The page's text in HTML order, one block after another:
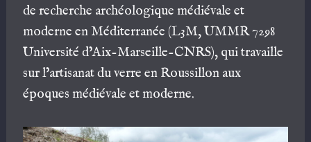
de recherche archéologique médiévale et
moderne en Méditerranée (L3M, UMMR 7298
Université d’Aix-Marseille-CNRS), qui travaille
sur l’artisanat du verre en Roussillon aux
époques médiévale et moderne.